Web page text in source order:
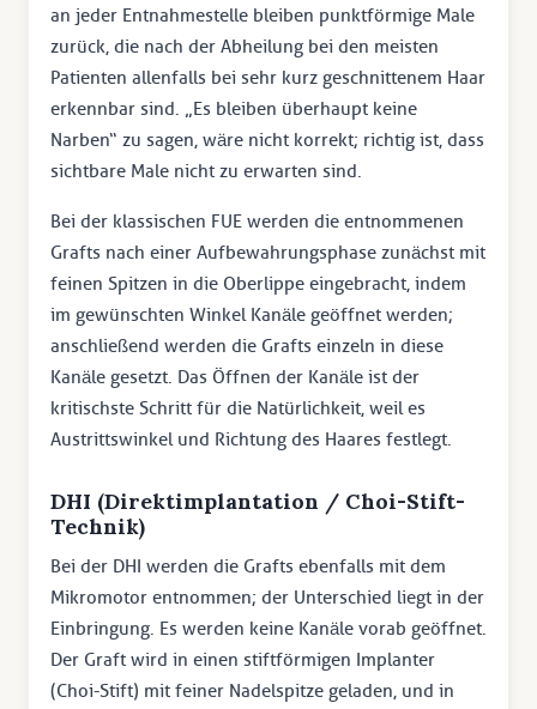
an jeder Entnahmestelle bleiben punktförmige Male
zurück, die nach der Abheilung bei den meisten
Patienten allenfalls bei sehr kurz geschnittenem Haar
erkennbar sind. „Es bleiben überhaupt keine
Narben“ zu sagen, wäre nicht korrekt; richtig ist, dass
sichtbare Male nicht zu erwarten sind.
Bei der klassischen FUE werden die entnommenen
Grafts nach einer Aufbewahrungsphase zunächst mit
feinen Spitzen in die Oberlippe eingebracht, indem
im gewünschten Winkel Kanäle geöffnet werden;
anschließend werden die Grafts einzeln in diese
Kanäle gesetzt. Das Öffnen der Kanäle ist der
kritischste Schritt für die Natürlichkeit, weil es
Austrittswinkel und Richtung des Haares festlegt.
DHI (Direktimplantation / Choi-Stift-
Technik)
Bei der DHI werden die Grafts ebenfalls mit dem
Mikromotor entnommen; der Unterschied liegt in der
Einbringung. Es werden keine Kanäle vorab geöffnet.
Der Graft wird in einen stiftförmigen Implanter
(Choi-Stift) mit feiner Nadelspitze geladen, und in